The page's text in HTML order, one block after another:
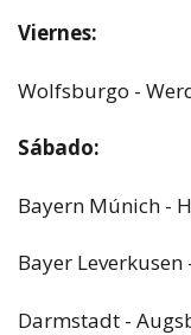
Viernes:
Wolfsburgo -
Sábado:
Bayern Múnich -
Bayer
Darmstadt -